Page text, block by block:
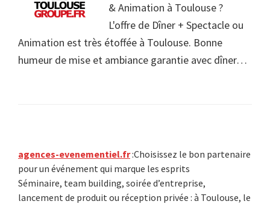
& Animation à Toulouse ?
L'offre de Dîner + Spectacle ou
Animation est très étoffée à Toulouse. Bonne
humeur de mise et ambiance garantie avec dîner…
Primary
Sidebar
agences-evenementiel.fr:Choisissez le bon partenaire
pour un événement qui marque les esprits
Séminaire, team building, soirée d’entreprise,
lancement de produit ou réception privée : à Toulouse, le